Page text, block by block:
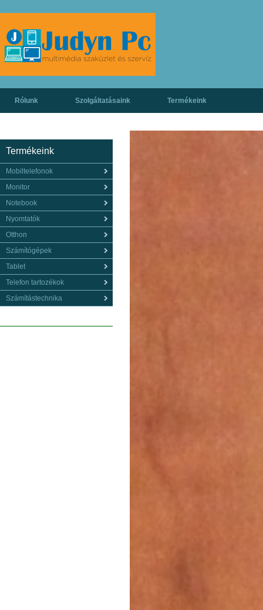
Rólunk Szolgáltatásaink Termékeink
Termékeink
Mobiltelefonok
Monitor
Notebook
Nyomtatók
Otthon
Számítógépek
Tablet
Telefon tartozékok
Számítástechnika